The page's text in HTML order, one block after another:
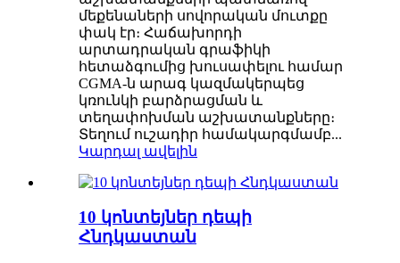
մեքենաների սովորական մուտքը
փակ էր։ Հաճախորդի
արտադրական գրաֆիկի
հետաձգումից խուսափելու համար
CGMA-ն արագ կազմակերպեց
կռունկի բարձրացման և
տեղափոխման աշխատանքները։
Տեղում ուշադիր համակարգմամբ...
Կարդալ ավելին
10 կոնտեյներ դեպի
Հնդկաստան